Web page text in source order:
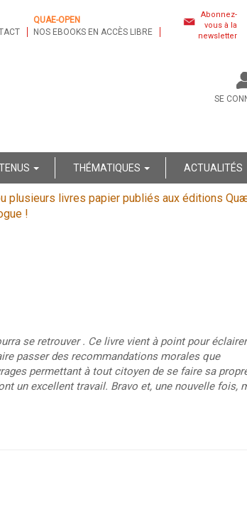
QUAE-OPEN
NOS EBOOKS EN ACCÈS LIBRE
Abonnez-
vous à la
newsletter
SE
THÉMATIQUES ACTUALITÉS
plusieurs livres papier publiés aux éditions
!
se retrouver . Ce livre vient à point pour
passer des recommandations morales que
permettant à tout citoyen de se faire sa
un excellent travail. Bravo et, une nouvelle fois,